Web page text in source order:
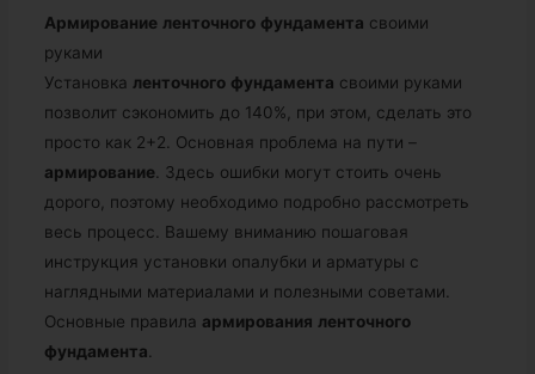
Армирование ленточного фундамента своими
руками
Установка ленточного фундамента своими руками
позволит сэкономить до 140%, при этом, сделать это
просто как 2+2. Основная проблема на пути –
армирование . Здесь ошибки могут стоить очень
дорого, поэтому необходимо подробно рассмотреть
весь процесс. Вашему вниманию пошаговая
инструкция установки опалубки и арматуры с
наглядными материалами и полезными советами.
Основные правила армирования ленточного
фундамента